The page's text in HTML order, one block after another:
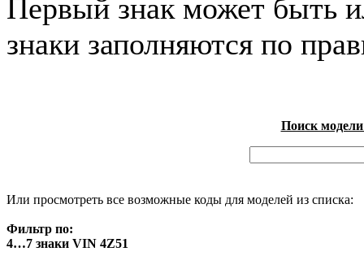
Первый знак может быть
знаки заполняются по
Поиск
Или просмотреть все возможные коды для моделей из списка:
Фильтр по:
4…7 знаки VIN 4Z51